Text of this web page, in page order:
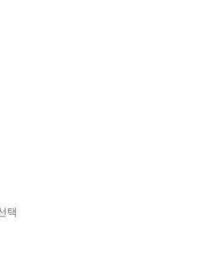
는 협약 - Salesforce.com의 베타
결한 경우 서면 통합 파일럿 협약 및
약관이 적용되는 파일럿 또는 베타
는 베타 서비스의 사용은 고객의 단
업 영역을 선택하거나 만듭니다.
택